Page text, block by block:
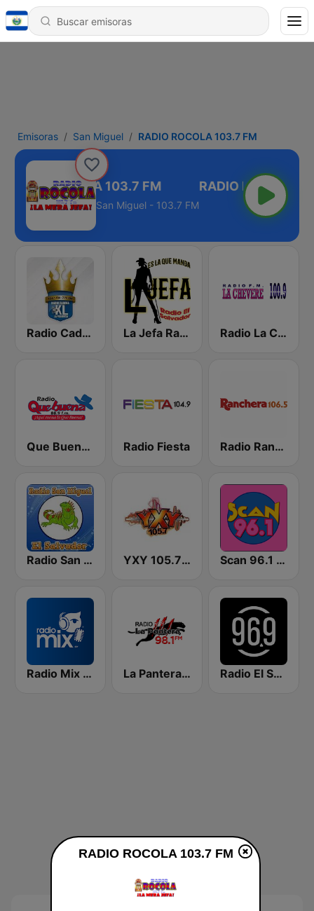
Emisoras San Miguel RADIO ROCOLA 103.7 FM
RADIO ROCOLA 103.7 FM
San Miguel - 103.7 FM
Radio Cadena YSKL La Poderosa La Jefa Radio El Salvador Radio La Chevere 100.9 FM
Que Buena 88.9 FM Radio Fiesta Radio Ranchera El Salvador
Radio San Miguel El Salvador YXY 105.7 FM Scan 96.1 FM
Radio Mix El Salvador La Pantera 98.1 FM Radio El Salvador | 96.9 FM
RADIO ROCOLA 103.7 FM